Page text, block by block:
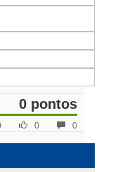
0 pontos
0
0